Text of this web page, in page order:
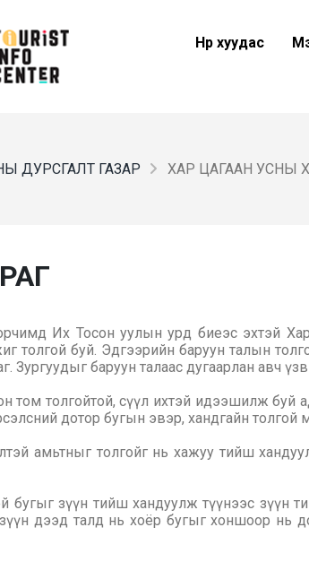
Нүүр хуудас
ДУРСГАЛТ ГАЗАР ХАР ЦАГААН УСНЫ
Их Тосон уулын урд биеэс эхтэй
толгой буй. Эдгээрийн баруун талын
баруун талаас дугаарлан авч
том толгойтой, сүүл ихтэй идээшилж буй
дотор бугын эвэр, хандгайн толгой
амьтныг толгойг нь хажуу тийш
бугыг зүүн тийш хандуулж түүнээс зүүн
дээд талд нь хоёр бугыг хоншоор нь